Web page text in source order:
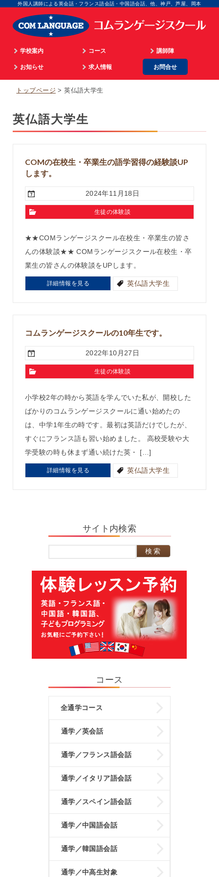
外国人講師による英会話・フランス語会話・中国語会話、他、神戸、芦屋、岡本
学校案内
学院長のご挨拶
入校までのプロセス
アクセス
コース
通学
講師陣
英語
中国語
顧問
お知らせ
仏語ビデオレッスン
合格実績
求人情報
スクール事務
パリ姉妹校担当
お問合せ
トップページ 英仏語大学生
英仏語大学生
COMの在校生・卒業生の語学習得の経験談UP
します。
2024年11月18日
生徒の体験談
★★COMランゲージスクール在校生・卒業生の皆さ
んの体験談★★ COMランゲージスクール在校生・卒
業生の皆さんの体験談をUPします。
詳細情報を見る 英仏語大学生
コムランゲージスクールの10年生です。
2022年10月27日
生徒の体験談
小学校2年の時から英語を学んでいた私が、開校した
ばかりのコムランゲージスクールに通い始めたの
は、中学1年生の時です。最初は英語だけでしたが、
すぐにフランス語も習い始めました。 高校受験や大
学受験の時も休まず通い続けた英・ […]
詳細情報を見る 英仏語大学生
サイト内検索
コース
全通学コース
通学／英会話
通学／フランス語会話
通学／イタリア語会話
通学／スペイン語会話
通学／中国語会話
通学／韓国語会話
通学／中高生対象